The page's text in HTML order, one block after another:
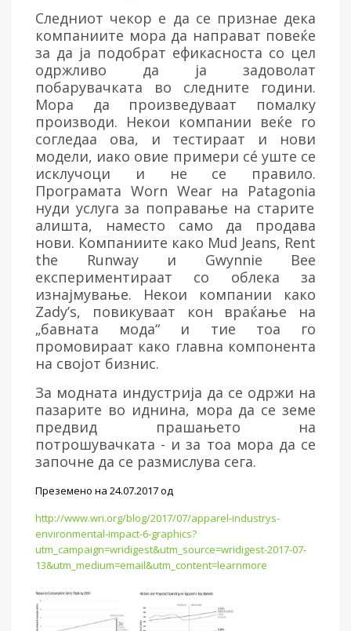
Следниот чекор е да се признае дека
компаниите мора да направат повеќе
за да ја подобрат ефикасноста со цел
одржливо да ја задоволат
побарувачката во следните години.
Мора да произведуваат помалку
производи. Некои компании веќе го
согледаа ова, и тестираат и нови
модели, иако овие примери сé уште се
исклучоци и не се правило.
Програмата Worn Wear на Patagonia
нуди услуга за поправање на старите
алишта, наместо само да продава
нови. Компаниите како Mud Jeans, Rent
the Runway и Gwynnie Bee
експериментираат со облека за
изнајмување. Некои компании како
Zady’s, повикуваат кон враќање на
„бавната мода“ и тие тоа го
промовираат како главна компонента
на својот бизнис.
За модната индустрија да се одржи на
пазарите во иднина, мора да се земе
предвид прашањето на
потрошувачката - и за тоа мора да се
започне да се размислува сега.
Преземено на 24.07.2017 од
http://www.wri.org/blog/2017/07/apparel-industrys-
environmental-impact-6-graphics?
utm_campaign=wridigest&utm_source=wridigest-2017-07-
13&utm_medium=email&utm_content=learnmore